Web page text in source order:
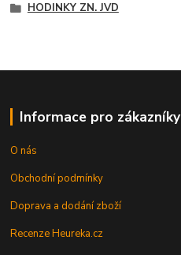
HODINKY ZN. JVD
Informace pro zákazníky
O nás
Obchodní podmínky
Doprava a dodání zboží
Recenze Heureka.cz